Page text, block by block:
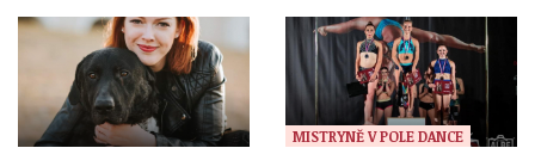
MISTRYNĚ V POLE DANCE